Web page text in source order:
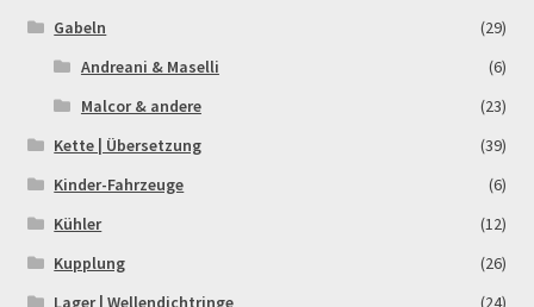
Support
Términos y Condiciones Generales
Warenkorb
Gabeln
(29)
Andreani & Maselli
(6)
Malcor & andere
(23)
Kette | Übersetzung
(39)
Kinder-Fahrzeuge
(6)
Kühler
(12)
Kupplung
(26)
Lager | Wellendichtringe
(24)